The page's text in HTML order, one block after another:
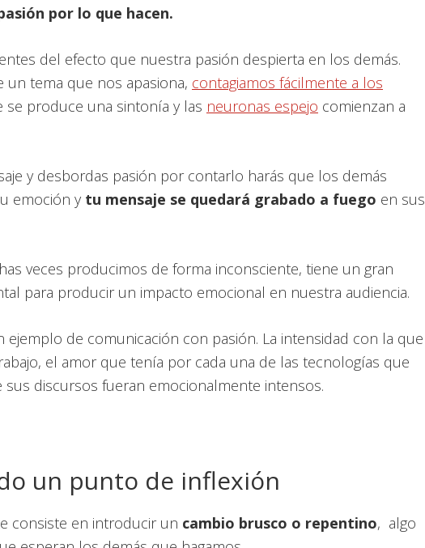
por lo que hacen.
del efecto que nuestra pasión despierta en los demás.
un tema que nos apasiona, contagiamos fácilmente a los
se produce una sintonía y las neuronas espejo comienzan a
y desbordas pasión por contarlo harás que los demás
emoción y tu mensaje se quedará grabado a fuego en sus
veces producimos de forma inconsciente, tiene un gran
para producir un impacto emocional en nuestra audiencia.
ejemplo de comunicación con pasión. La intensidad con la que
el amor que tenía por cada una de las tecnologías que
discursos fueran emocionalmente intensos.
un punto de inflexión
consiste en introducir un cambio brusco o repentino, algo